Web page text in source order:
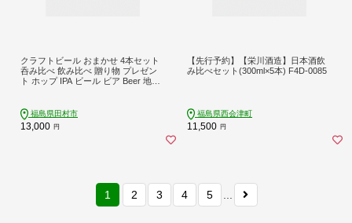
クラフトビール おまかせ 4本セット
呑み比べ 飲み比べ 贈り物 プレゼン
ト ホップ IPA ビール ビア Beer 地ビ
プジャパン N028-006
福島県田村市
13,000 円
【先行予約】【栄川酒造】日本酒飲
み比べセット(300ml×5本) F4D-0085
福島県西会津町
11,500 円
1 2 3 4 5